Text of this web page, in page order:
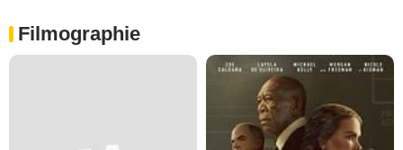
Filmographie